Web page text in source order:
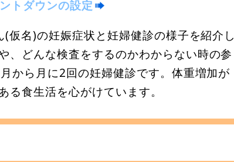
トダウンの設定
名)の妊娠症状と妊婦健診の様子を紹介し
、どんな検査をするのかわからない時の参
から月に2回の妊婦健診です。体重増加が
食生活を心がけています。